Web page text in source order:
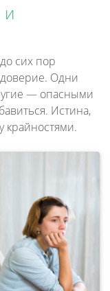
и
сих пор
Одни
— опасными
Истина,
крайностями.